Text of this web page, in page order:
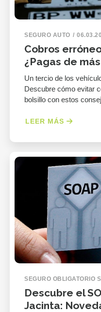
SEGURO AUTO
Cobros
¿Pagas de
Un tercio de los
Descubre cómo evitar
bolsillo con estos
LEER MÁS
SEGURO OBLIGATORIO
Descubre el
Jacinta: